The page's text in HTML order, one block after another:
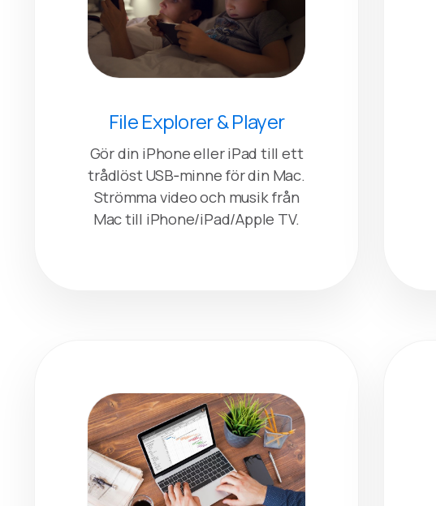
File Explorer & Player
Gör din iPhone eller iPad till ett
trådlöst USB‑minne för din Mac.
Strömma video och musik från
Mac till iPhone/iPad/Apple TV.